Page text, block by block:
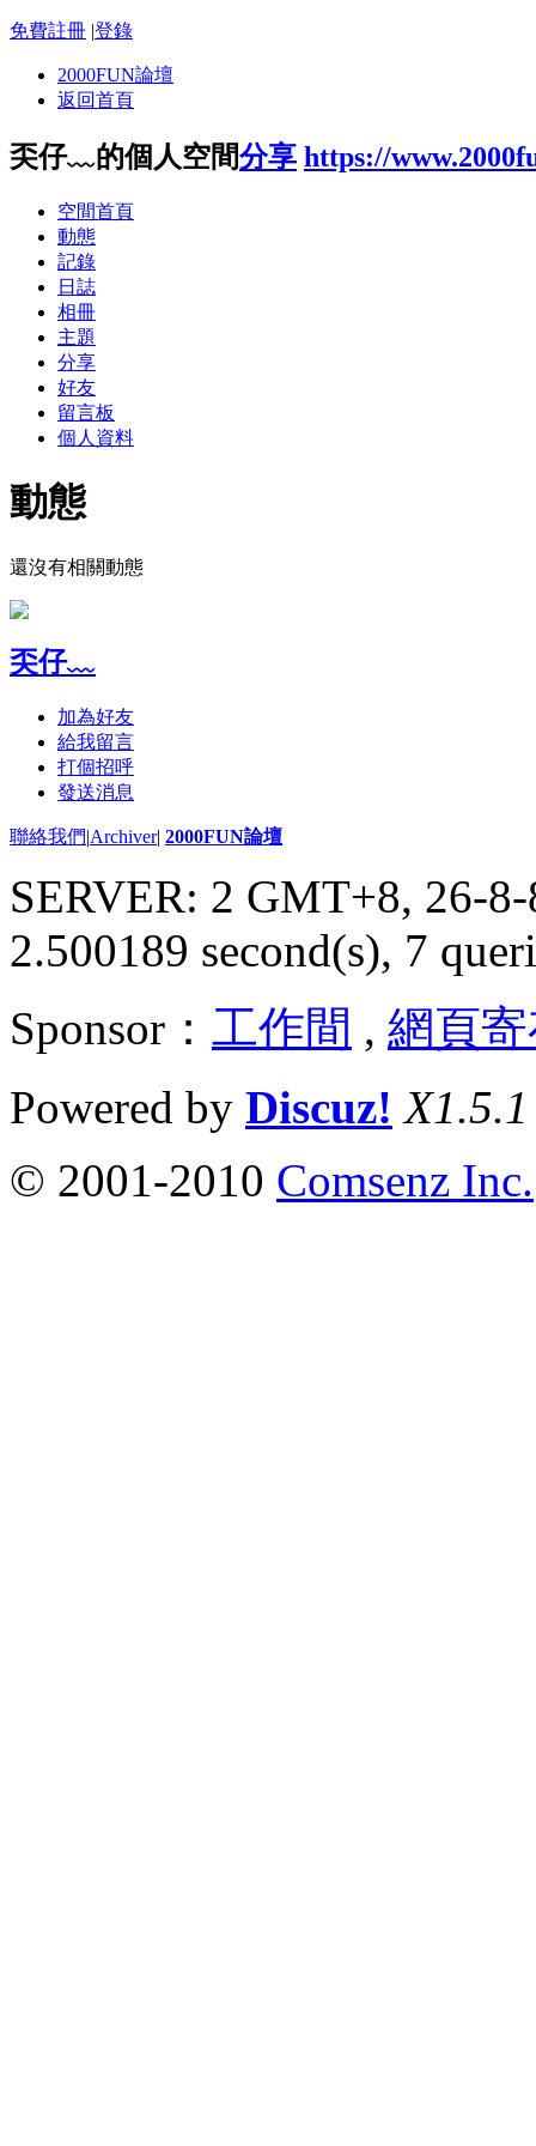
免費註冊 |登錄
2000FUN論壇
返回首頁
奀仔﹏的個人空間分享 https://
空間首頁
動態
記錄
日誌
相冊
主題
分享
好友
留言板
個人資料
動態
還沒有相關動態
奀仔﹏
加為好友
給我留言
打個招呼
發送消息
聯絡我們|Archiver| 2000FUN論壇
SERVER: 2 GMT+8, 26-
2.500189 second(s), 7
Sponsor： 工作間 , 網頁
Powered by Discuz! X1.5.1
© 2001-2010 Comsenz Inc.